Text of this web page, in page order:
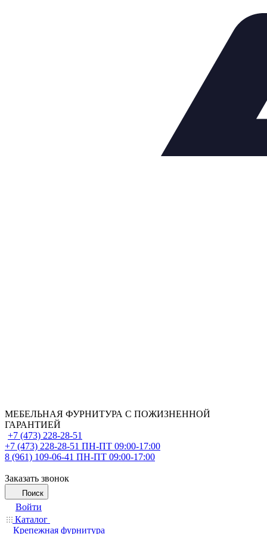
МЕБЕЛЬНАЯ ФУРНИТУРА С ПОЖИЗНЕННОЙ
ГАРАНТИЕЙ
+7 (473) 228-28-51
+7 (473) 228-28-51 ПН-ПТ 09:00-17:00
8 (961) 109-06-41 ПН-ПТ 09:00-17:00
Заказать звонок
Поиск
Войти
Каталог
Крепежная фурнитура